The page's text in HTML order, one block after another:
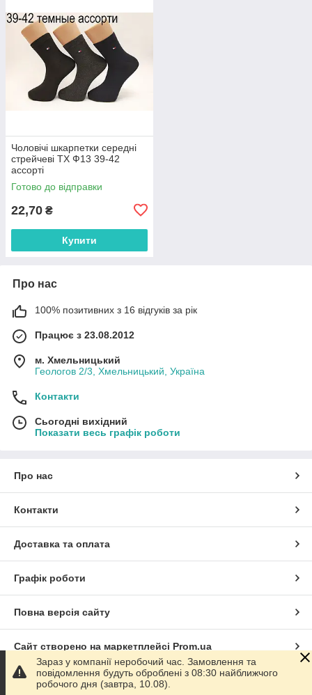
Чоловічі шкарпетки середні
стрейчеві ТХ Ф13 39-42
ассорті
Готово до відправки
22,70 ₴
Купити
Про нас
100% позитивних з 16 відгуків за рік
Працює з 23.08.2012
м. Хмельницький
Геологов 2/3, Хмельницький, Україна
Контакти
Сьогодні вихідний
Показати весь графік роботи
Про нас
Контакти
Доставка та оплата
Графік роботи
Повна версія сайту
Сайт створено на маркетплейсі Prom.ua
Політика конфіденційності
Зараз у компанії неробочий час. Замовлення та
повідомлення будуть оброблені з 08:30 найближчого
робочого дня (завтра, 10.08).